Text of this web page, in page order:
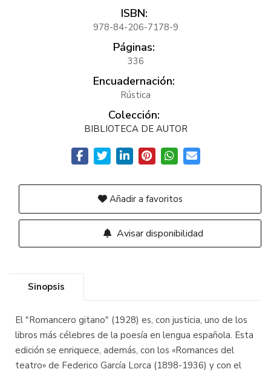
ISBN:
978-84-206-7178-9
Páginas:
336
Encuadernación:
Rústica
Colección:
BIBLIOTECA DE AUTOR
Añadir a favoritos
Avisar disponibilidad
Sinopsis
El "Romancero gitano" (1928) es, con justicia, uno de los
libros más célebres de la poesía en lengua española. Esta
edición se enriquece, además, con los «Romances del
teatro» de Federico García Lorca (1898-1936) y con el